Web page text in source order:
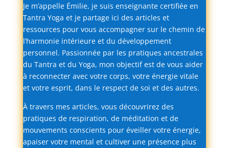
Je m’appelle Émilie, je suis enseignante certifiée en
Tantra Yoga et je partage ici des articles et
ressources pour vous accompagner sur le chemin de
l’harmonie intérieure et du développement
personnel. Passionnée par les pratiques ancestrales
du Tantra et du Yoga, mon objectifest de vous aider
à reconnecter avec votre corps, votre énergie vitale
et votre esprit, dans le respect de soi et des autres.
À travers mes articles, vous découvrirez des
pratiques de respiration, de méditation et de
mouvements conscients pour éveiller votre énergie,
apaiser votre mental et cultiver une présence plus